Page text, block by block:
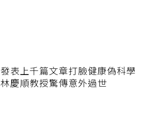
發表上千篇文章打臉健康偽科學
林慶順教授驚傳意外過世